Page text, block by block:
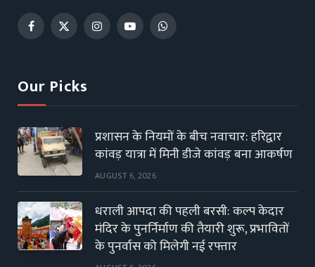
Facebook
X
InstagramYouTubeWhatsApp
Our Picks
प्रशासन के नियमों के बीच नवाचार: हरिद्वार
कांवड़ यात्रा में मिनी डीजे कांवड़ बना आकर्षण
AUGUST 6, 2026
धराली आपदा की पहली बरसी: कल्प केदार
मंदिर के पुनर्निर्माण की तैयारी शुरू, प्रभावितों
के पुनर्वास को मिलेगी नई रफ्तार